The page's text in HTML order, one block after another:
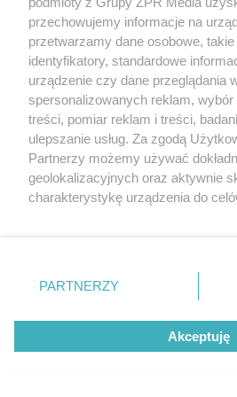
Polak odpada z
ZOBACZ WIĘCEJ
przechowujemy informacje na
przetwarzamy dane osobowe,
identyfikatory, standardowe
urządzenie czy dane przeglądania
spersonalizowanych reklam,
treści, pomiar reklam i treści,
ulepszanie usług. Za zgodą
Partnerzy możemy używać
geolokalizacyjnych oraz aktywnie
charakterystykę urządzenia do
zmienić/wycofać klikając przycisk
znajdujący się w lewym dolnym
rodzaje przetwarzania danych nie
użytkownika, ale masz prawo
przetwarzaniu. Preferencje będą
PARTNERZY
Akceptuję